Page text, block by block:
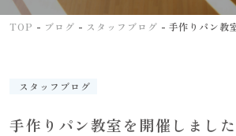
TOP - ブログ - スタッフブログ - 手作りパン教
スタッフブログ
手作りパン教室を開催しました